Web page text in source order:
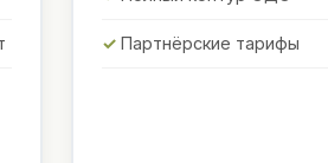
Партнёрские тарифы